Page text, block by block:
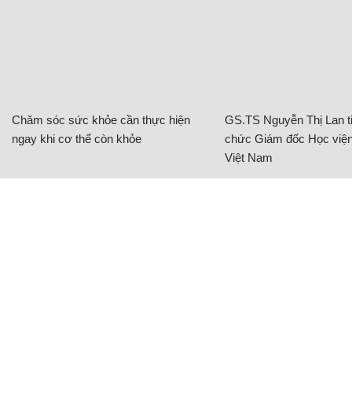
Chăm sóc sức khỏe cần thực hiện
ngay khi cơ thể còn khỏe
GS.TS Nguyễn Thị Lan
chức Giám đốc Học
Việt Nam